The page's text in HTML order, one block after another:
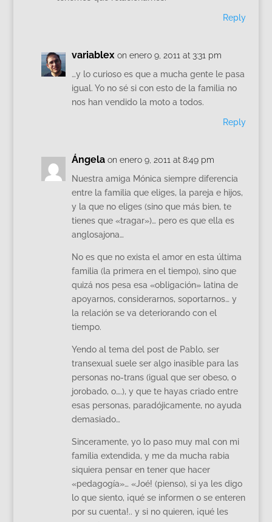
Reply
variablex on enero 9, 2011 at 3:31 pm
…y lo curioso es que a mucha gente le pasa
igual. Yo no sé si con esto de la familia no
nos han vendido la moto a todos.
Reply
Ángela on enero 9, 2011 at 8:49 pm
Nuestra amiga Mónica siempre diferencia
entre la familia que eliges, la pareja e hijos,
y la que no eliges (sino que más bien, te
tienes que «tragar»)… pero es que ella es
anglosajona…
No es que no exista el amor en esta última
familia (la primera en el tiempo), sino que
quizá nos pesa esa «obligación» latina de
apoyarnos, considerarnos, soportarnos… y
la relación se va deteriorando con el
tiempo.
Yendo al tema del post de Pablo, ser
transexual suele ser algo inasible para las
personas no-trans (igual que ser obeso, o
jorobado, o….), y que te hayas criado entre
esas personas, paradójicamente, no ayuda
demasiado…
Sinceramente, yo lo paso muy mal con mi
familia extendida, y me da mucha rabia
siquiera pensar en tener que hacer
«pedagogía»… «Joé! (pienso), si ya les digo
lo que siento, ¡qué se informen o se enteren
por su cuenta!.. y si no quieren, ¡qué les